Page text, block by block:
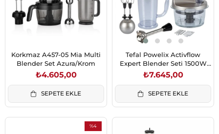
Korkmaz A457-05 Mia Multi
Blender Set Azura/Krom
₺4.605,00
SEPETE EKLE
Tefal Powelix Activflow
Expert Blender Seti 1500W
Gümüş (9100046722)
₺7.645,00
SEPETE EKLE
%4